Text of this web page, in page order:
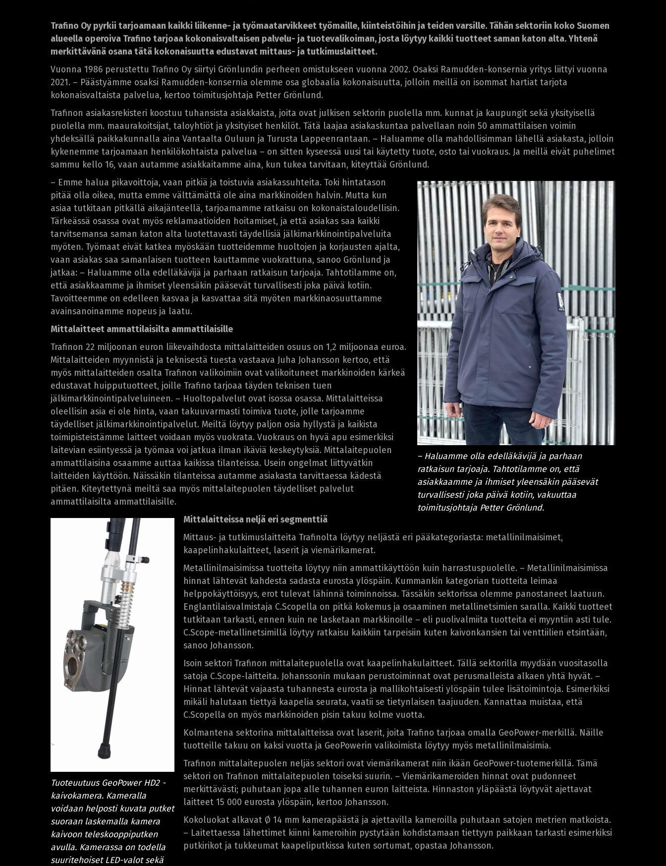
Trafino Oy pyrkii tarjoamaan kaikki liikenne- ja työmaatarvikkeet työmaille, kiinteistöihin ja teiden varsille. Tähän sektoriin koko Suomen
alueella operoiva Trafino tarjoaa kokonaisvaltaisen palvelu- ja tuotevalikoiman, josta löytyy kaikki tuotteet saman katon alta. Yhtenä
merkittävänä osana tätä kokonaisuutta edustavat mittaus- ja tutkimuslaitteet.
Vuonna 1986 perustettu Trafino Oy siirtyi Grönlundin perheen omistukseen vuonna 2002. Osaksi Ramudden-konsernia yritys liittyi vuonna
2021. – Päästyämme osaksi Ramudden-konsernia olemme osa globaalia kokonaisuutta, jolloin meillä on isommat hartiat tarjota
kokonaisvaltaista palvelua, kertoo toimitusjohtaja Petter Grönlund.
Trafinon asiakasrekisteri koostuu tuhansista asiakkaista, joita ovat julkisen sektorin puolella mm. kunnat ja kaupungit sekä yksityisellä
puolella mm. maaurakoitsijat, taloyhtiöt ja yksityiset henkilöt. Tätä laajaa asiakaskuntaa palvellaan noin 50 ammattilaisen voimin
yhdeksällä paikkakunnalla aina Vantaalta Ouluun ja Turusta Lappeenrantaan. – Haluamme olla mahdollisimman lähellä asiakasta, jolloin
kykenemme tarjoamaan henkilökohtaista palvelua – on sitten kyseessä uusi tai käytetty tuote, osto tai vuokraus. Ja meillä eivät puhelimet
sammu kello 16, vaan autamme asiakkaitamme aina, kun tukea tarvitaan, kiteyttää Grönlund.
– Haluamme olla edelläkävijä ja parhaan
ratkaisun tarjoaja. Tahtotilamme on, että
asiakkaamme ja ihmiset yleensäkin pääsevät
turvallisesti joka päivä kotiin, vakuuttaa
toimitusjohtaja Petter Grönlund.
– Emme halua pikavoittoja, vaan pitkiä ja toistuvia asiakassuhteita. Toki hintatason
pitää olla oikea, mutta emme välttämättä ole aina markkinoiden halvin. Mutta kun
asiaa tutkitaan pitkällä aikajänteellä, tarjoamamme ratkaisu on kokonaistaloudellisin.
Tärkeässä osassa ovat myös reklamaatioiden hoitamiset, ja että asiakas saa kaikki
tarvitsemansa saman katon alta luotettavasti täydellisiä jälkimarkkinointipalveluita
myöten. Työmaat eivät katkea myöskään tuotteidemme huoltojen ja korjausten ajalta,
vaan asiakas saa samanlaisen tuotteen kauttamme vuokrattuna, sanoo Grönlund ja
jatkaa: – Haluamme olla edelläkävijä ja parhaan ratkaisun tarjoaja. Tahtotilamme on,
että asiakkaamme ja ihmiset yleensäkin pääsevät turvallisesti joka päivä kotiin.
Tavoitteemme on edelleen kasvaa ja kasvattaa sitä myöten markkinaosuuttamme
avainsanoinamme nopeus ja laatu.
Mittalaitteet ammattilaisilta ammattilaisille
Trafinon 22 miljoonan euron liikevaihdosta mittalaitteiden osuus on 1,2 miljoonaa euroa.
Mittalaitteiden myynnistä ja teknisestä tuesta vastaava Juha Johansson kertoo, että
myös mittalaitteiden osalta Trafinon valikoimiin ovat valikoituneet markkinoiden kärkeä
edustavat huipputuotteet, joille Trafino tarjoaa täyden teknisen tuen
jälkimarkkinointipalveluineen. – Huoltopalvelut ovat isossa osassa. Mittalaitteissa
oleellisin asia ei ole hinta, vaan takuuvarmasti toimiva tuote, jolle tarjoamme
täydelliset jälkimarkkinointipalvelut. Meiltä löytyy paljon osia hyllystä ja kaikista
toimipisteistämme laitteet voidaan myös vuokrata. Vuokraus on hyvä apu esimerkiksi
laitevian esiintyessä ja työmaa voi jatkua ilman ikäviä keskeytyksiä. Mittalaitepuolen
ammattilaisina osaamme auttaa kaikissa tilanteissa. Usein ongelmat liittyvätkin
laitteiden käyttöön. Näissäkin tilanteissa autamme asiakasta tarvittaessa kädestä
pitäen. Kiteytettynä meiltä saa myös mittalaitepuolen täydelliset palvelut
ammattilaisilta ammattilaisille.
Tuoteuutuus GeoPower HD2 -
kaivokamera. Kameralla
voidaan helposti kuvata putket
suoraan laskemalla kamera
kaivoon teleskooppiputken
avulla. Kamerassa on todella
suuritehoiset LED-valot sekä
Mittalaitteissa neljä eri segmenttiä
Mittaus- ja tutkimuslaitteita Trafinolta löytyy neljästä eri pääkategoriasta: metallinilmaisimet,
kaapelinhakulaitteet, laserit ja viemärikamerat.
Metallinilmaisimissa tuotteita löytyy niin ammattikäyttöön kuin harrastuspuolelle. – Metallinilmaisimissa
hinnat lähtevät kahdesta sadasta eurosta ylöspäin. Kummankin kategorian tuotteita leimaa
helppokäyttöisyys, erot tulevat lähinnä toiminnoissa. Tässäkin sektorissa olemme panostaneet laatuun.
Englantilaisvalmistaja C.Scopella on pitkä kokemus ja osaaminen metallinetsimien saralla. Kaikki tuotteet
tutkitaan tarkasti, ennen kuin ne lasketaan markkinoille – eli puolivalmiita tuotteita ei myyntiin asti tule.
C.Scope-metallinetsimillä löytyy ratkaisu kaikkiin tarpeisiin kuten kaivonkansien tai venttiilien etsintään,
sanoo Johansson.
Isoin sektori Trafinon mittalaitepuolella ovat kaapelinhakulaitteet. Tällä sektorilla myydään vuositasolla
satoja C.Scope-laitteita. Johanssonin mukaan perustoiminnat ovat perusmalleista alkaen yhtä hyvät. –
Hinnat lähtevät vajaasta tuhannesta eurosta ja mallikohtaisesti ylöspäin tulee lisätoimintoja. Esimerkiksi
mikäli halutaan tiettyä kaapelia seurata, vaatii se tietynlaisen taajuuden. Kannattaa muistaa, että
C.Scopella on myös markkinoiden pisin takuu kolme vuotta.
Kolmantena sektorina mittalaitteissa ovat laserit, joita Trafino tarjoaa omalla GeoPower-merkillä. Näille
tuotteille takuu on kaksi vuotta ja GeoPowerin valikoimista löytyy myös metallinilmaisimia.
Trafinon mittalaitepuolen neljäs sektori ovat viemärikamerat niin ikään GeoPower-tuotemerkillä. Tämä
sektori on Trafinon mittalaitepuolen toiseksi suurin. – Viemärikameroiden hinnat ovat pudonneet
merkittävästi; puhutaan jopa alle tuhannen euron laitteista. Hinnaston yläpäästä löytyvät ajettavat
laitteet 15 000 eurosta ylöspäin, kertoo Johansson.
Kokoluokat alkavat Ø 14 mm kamerapäästä ja ajettavilla kameroilla puhutaan satojen metrien matkoista.
– Laitettaessa lähettimet kiinni kameroihin pystytään kohdistamaan tiettyyn paikkaan tarkasti esimerkiksi
putkirikot ja tukkeumat kaapeliputkissa kuten sortumat, opastaa Johansson.